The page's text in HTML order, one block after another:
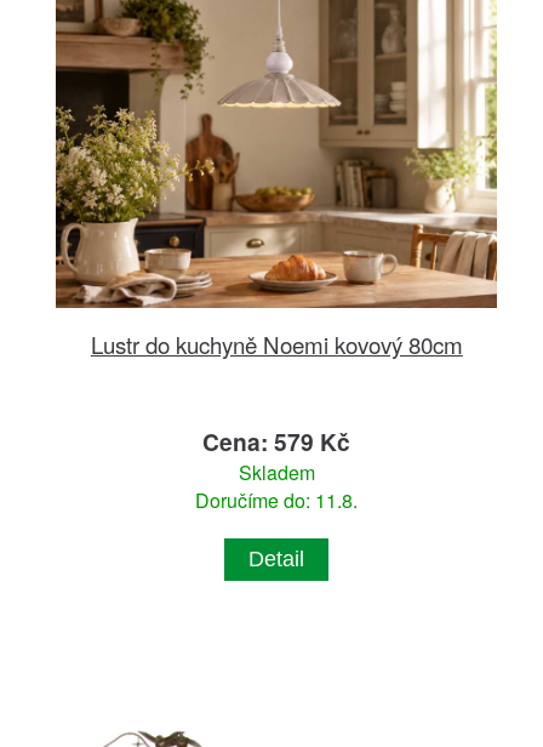
Lustr do kuchyně Noemi kovový 80cm
Cena: 579 Kč
Skladem
Doručíme do: 11.8.
Detail